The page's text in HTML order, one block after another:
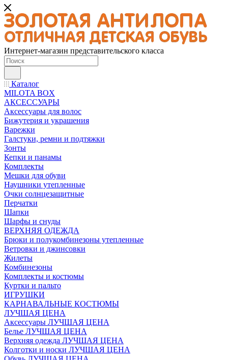
Интернет-магазин представительского класса
Каталог
MILOTA BOX
АКСЕССУАРЫ
Аксессуары для волос
Бижутерия и украшения
Варежки
Галстуки, ремни и подтяжки
Зонты
Кепки и панамы
Комплекты
Мешки для обуви
Наушники утепленные
Очки солнцезащитные
Перчатки
Шапки
Шарфы и снуды
ВЕРХНЯЯ ОДЕЖДА
Брюки и полукомбинезоны утепленные
Ветровки и джинсовки
Жилеты
Комбинезоны
Комплекты и костюмы
Куртки и пальто
ИГРУШКИ
КАРНАВАЛЬНЫЕ КОСТЮМЫ
ЛУЧШАЯ ЦЕНА
Аксессуары ЛУЧШАЯ ЦЕНА
Белье ЛУЧШАЯ ЦЕНА
Верхняя одежда ЛУЧШАЯ ЦЕНА
Колготки и носки ЛУЧШАЯ ЦЕНА